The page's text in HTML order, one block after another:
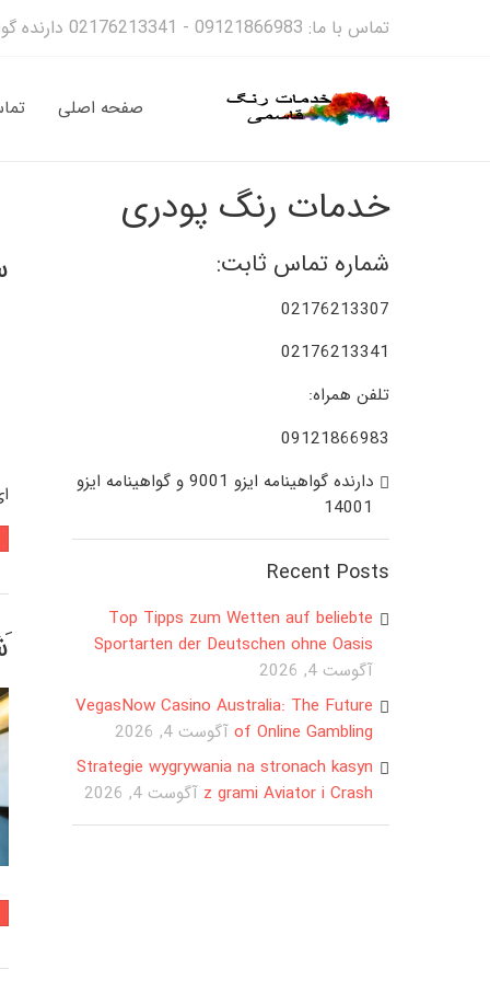
تماس با ما: 09121866983 - 02176213341 دارنده گواهینمانه ایزو 9001 و گواهینامه 14001
صفحه اصلی
خدمات رنگ پودری
شماره تماس ثابت:
02176213307
02176213341
تلفن همراه:
09121866983
دارنده گواهینامه ایزو 9001 و گواهینامه ایزو
14001
Recent Posts
Top Tipps zum Wetten auf beliebte
Sportarten der Deutschen ohne Oasis
آگوست 4, 2026
VegasNow Casino Australia: The Future
of Online Gambling آگوست 4, 2026
Strategie wygrywania na stronach kasyn
z grami Aviator i Crash آگوست 4, 2026